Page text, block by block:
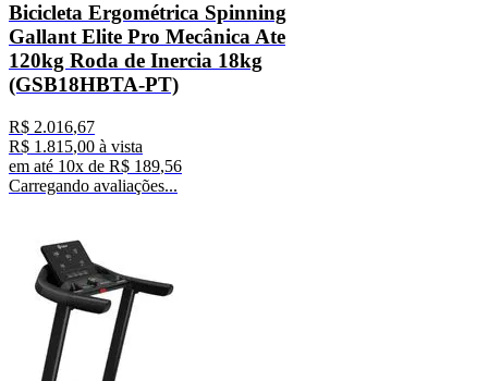
Bicicleta Ergométrica Spinning
Gallant Elite Pro Mecânica Ate
120kg Roda de Inercia 18kg
(GSB18HBTA-PT)
R$ 2.016,67
R$ 1 .815,00 à vista
em até 10x de R$ 189,56
Carregando avaliações...